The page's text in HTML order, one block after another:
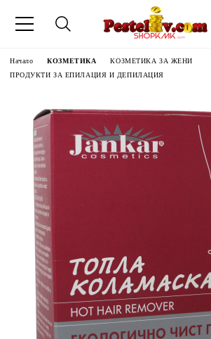
НА
Начало КОЗМЕТИКА
КОЗМЕТИКА ЗА ЖЕНИ
ПРОДУКТИ ЗА ЕПИЛАЦИЯ И ДЕПИЛАЦИЯ